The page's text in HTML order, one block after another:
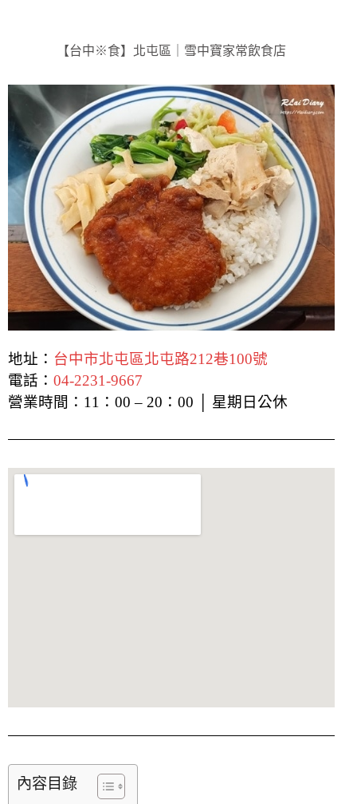
【台中※食】北屯區｜雪中寶家常飲食店
地址： 台中市北屯區北屯路212巷100號
電話： 04-2231-9667
營業時間：11：00 – 20：00 │ 星期日公休
內容目錄